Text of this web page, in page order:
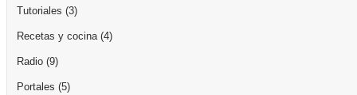
Tutoriales (3)
Recetas y cocina(4)
Radio (9)
Portales (5)